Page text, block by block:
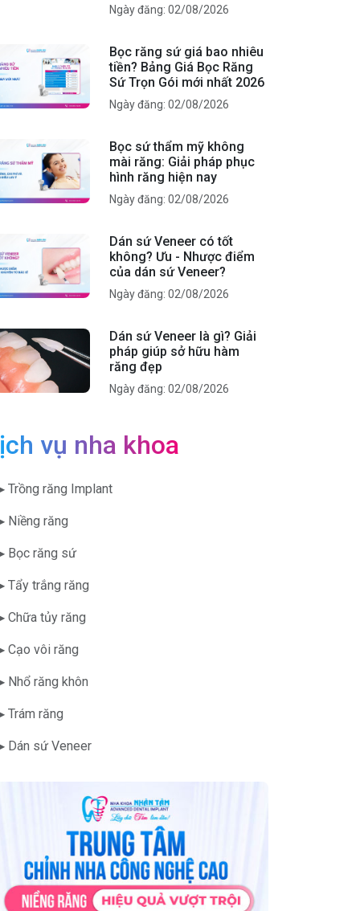
Ngày đăng: 02/08/2026
Bọc răng sứ giá bao nhiêu
tiền? Bảng Giá Bọc Răng
Sứ Trọn Gói mới nhất 2026
Ngày đăng: 02/08/2026
Bọc sứ thẩm mỹ không
mài răng: Giải pháp phục
hình răng hiện nay
Ngày đăng: 02/08/2026
Dán sứ Veneer có tốt
không? Ưu - Nhược điểm
của dán sứ Veneer?
Ngày đăng: 02/08/2026
Dán sứ Veneer là gì? Giải
pháp giúp sở hữu hàm
răng đẹp
Ngày đăng: 02/08/2026
vụ nha khoa
Trồng răng Implant
Niềng răng
Bọc răng sứ
Tẩy trắng răng
Chữa tủy răng
Cạo vôi răng
Nhổ răng khôn
Trám răng
Dán sứ Veneer